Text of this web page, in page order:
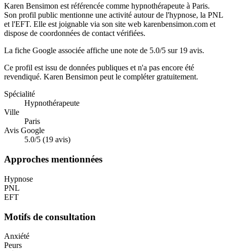
Karen Bensimon est référencée comme hypnothérapeute à Paris.
Son profil public mentionne une activité autour de l'hypnose, la PNL
et l'EFT. Elle est joignable via son site web karenbensimon.com et
dispose de coordonnées de contact vérifiées.
La fiche Google associée affiche une note de 5.0/5 sur 19 avis.
Ce profil est issu de données publiques et n'a pas encore été
revendiqué. Karen Bensimon peut le compléter gratuitement.
Spécialité
Hypnothérapeute
Ville
Paris
Avis Google
5.0/5 (19 avis)
Approches mentionnées
Hypnose
PNL
EFT
Motifs de consultation
Anxiété
Peurs